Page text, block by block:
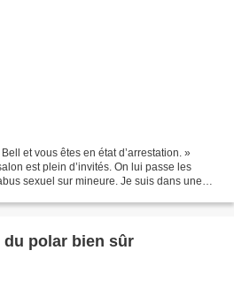
et vous êtes en état d’arrestation. »
est plein d’invités. On lui passe les
sexuel sur mineure. Je suis dans une
Salon du livre, avec du polar bien sûr